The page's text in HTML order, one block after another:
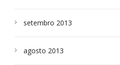
setembro 2013
agosto 2013